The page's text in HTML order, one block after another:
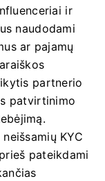
ir
naudodami
ar pajamų
partnerio
patvirtinimo
KYC
pateikdami